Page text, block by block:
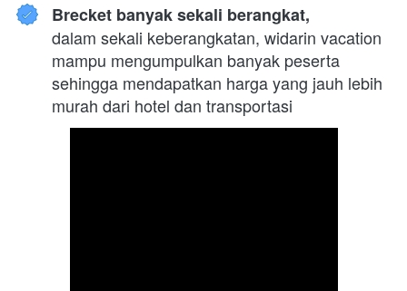
Brecket banyak sekali berangkat,
dalam sekali keberangkatan, widarin vacation
mampu mengumpulkan banyak peserta
sehingga mendapatkan harga yang jauh lebih
murah dari hotel dan transportasi